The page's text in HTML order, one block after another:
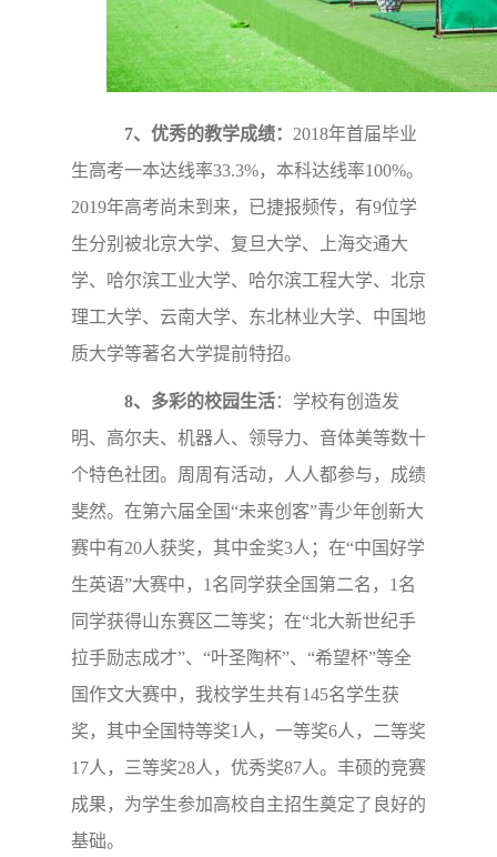
7、优秀的教学成绩： 2018年首届毕业
生高考一本达线率33.3%，本科达线率100%。
2019年高考尚未到来，已捷报频传，有9位学
生分别被北京大学、复旦大学、上海交通大
学、哈尔滨工业大学、哈尔滨工程大学、北京
理工大学、云南大学、东北林业大学、中国地
质大学等著名大学提前特招。
8、多彩的校园生活：学校有创造发
明、高尔夫、机器人、领导力、音体美等数十
个特色社团。周周有活动，人人都参与，成绩
斐然。在第六届全国“未来创客”青少年创新大
赛中有20人获奖，其中金奖3人；在“中国好学
生英语”大赛中，1名同学获全国第二名，1名
同学获得山东赛区二等奖；在“北大新世纪手
拉手励志成才”、“叶圣陶杯”、“希望杯”等全
国作文大赛中，我校学生共有145名学生获
奖，其中全国特等奖1人，一等奖6人，二等奖
17人，三等奖28人，优秀奖87人。丰硕的竞赛
成果，为学生参加高校自主招生奠定了良好的
基础。